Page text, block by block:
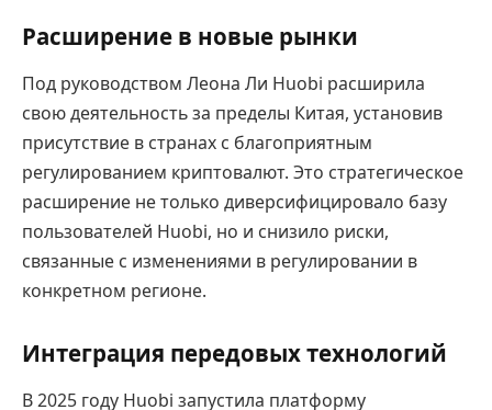
Расширение в новые рынки
Под руководством Леона Ли Huobi расширила
свою деятельность за пределы Китая, установив
присутствие в странах с благоприятным
регулированием криптовалют. Это стратегическое
расширение не только диверсифицировало базу
пользователей Huobi, но и снизило риски,
связанные с изменениями в регулировании в
конкретном регионе.
Интеграция передовых технологий
В 2025 году Huobi запустила платформу